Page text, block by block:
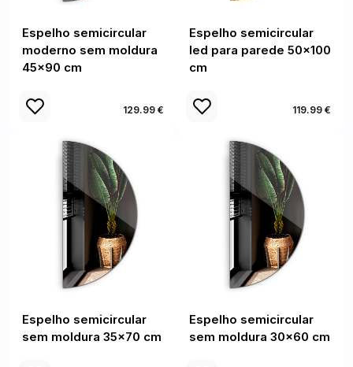
Espelho semicircular
moderno sem moldura
45x90 cm
129.99 €
Espelho semicircular
led para parede 50x100
cm
119.99 €
Espelho semicircular
sem moldura 35x70 cm
Espelho semicircular
sem moldura 30x60 cm